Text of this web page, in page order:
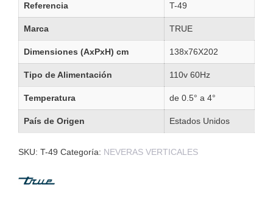
Referencia T-49
Marca TRUE
Dimensiones (AxPxH) cm 138x76X202
Tipo de Alimentación 110v 60Hz
Temperatura de 0.5° a 4°
País de Origen Estados Unidos
SKU: T-49 Categoría: NEVERAS VERTICALES